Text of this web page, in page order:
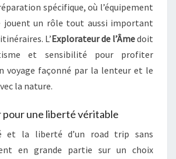
spécifique, où l’équipement
un rôle tout aussi important
L’Explorateur de l’Âmedoit
et sensibilité pour profiter
voyage façonné par la lenteur et le
la nature.
pour une liberté véritable
et la liberté d’un road trip sans
en grande partie sur un choix